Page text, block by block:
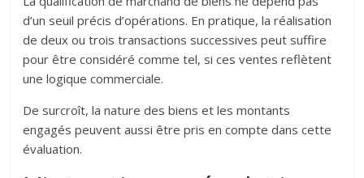
d’un seuil précis d’opérations. En pratique, la réalisation
de deux ou trois transactions successives peut suffire
pour être considéré comme tel, si ces ventes reflètent
une logique commerciale.
De surcroît, la nature des biens et les montants
engagés peuvent aussi être pris en compte dans cette
évaluation.